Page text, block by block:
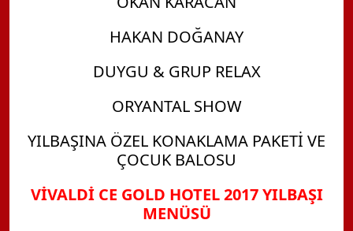
HAKAN DOĞANAY
DUYGU & GRUP RELAX
ORYANTAL SHOW
YILBAŞINA ÖZEL KONAKLAMA PAKETİ VE
ÇOCUK BALOSU
VİVALDİ CE GOLD HOTEL 2017 YILBAŞI
MENÜSÜ